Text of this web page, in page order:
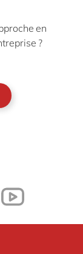
en
?